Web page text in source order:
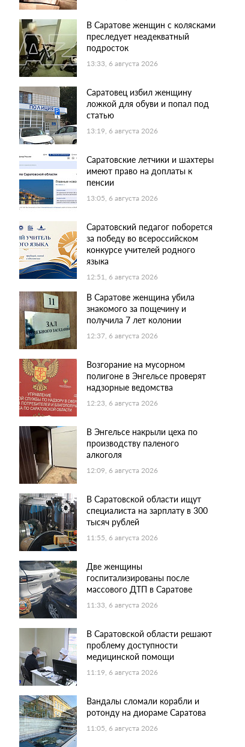
В Саратове женщин с колясками
преследует неадекватный
подросток
13:33, 6 августа 2026
Саратовец избил женщину
ложкой для обуви и попал под
статью
13:19, 6 августа 2026
Саратовские летчики и шахтеры
имеют право на доплаты к
пенсии
13:05, 6 августа 2026
Саратовский педагог поборется
за победу во всероссийском
конкурсе учителей родного
языка
12:51, 6 августа 2026
В Саратове женщина убила
знакомого за пощечину и
получила 7 лет колонии
12:37, 6 августа 2026
Возгорание на мусорном
полигоне в Энгельсе проверят
надзорные ведомства
12:23, 6 августа 2026
В Энгельсе накрыли цеха по
производству паленого
алкоголя
12:09, 6 августа 2026
В Саратовской области ищут
специалиста на зарплату в 300
тысяч рублей
11:55, 6 августа 2026
Две женщины
госпитализированы после
массового ДТП в Саратове
11:33, 6 августа 2026
В Саратовской области решают
проблему доступности
медицинской помощи
11:19, 6 августа 2026
Вандалы сломали корабли и
ротонду на диораме Саратова
11:05, 6 августа 2026